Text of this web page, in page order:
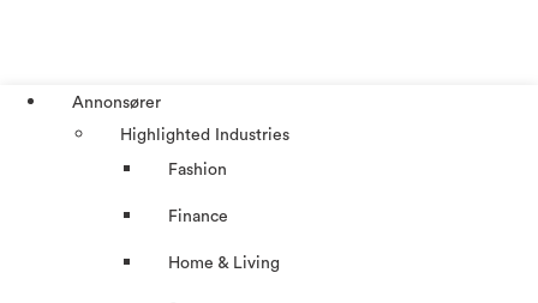
Annonsører
Highlighted Industries
Fashion
Finance
Home & Living